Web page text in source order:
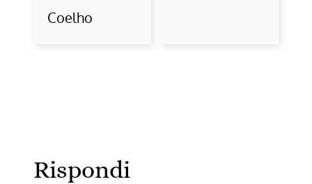
Coelho
Rispondi